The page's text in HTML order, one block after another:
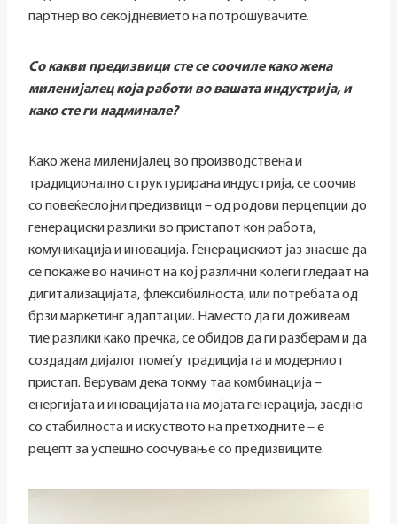
партнер во секојдневието на потрошувачите.
Со какви предизвици сте се соочиле како жена
миленијалец која работи во вашата индустрија, и
како сте ги надминале?
Како жена миленијалец во производствена и
традиционално структурирана индустрија, се соочив
со повеќеслојни предизвици – од родови перцепции до
генерациски разлики во пристапот кон работа,
комуникација и иновација. Генерацискиот јаз знаеше да
се покаже во начинот на кој различни колеги гледаат на
дигитализацијата, флексибилноста, или потребата од
брзи маркетинг адаптации. Наместо да ги доживеам
тие разлики како пречка, се обидов да ги разберам и да
создадам дијалог помеѓу традицијата и модерниот
пристап. Верувам дека токму таа комбинација –
енергијата и иновацијата на мојата генерација, заедно
со стабилноста и искуството на претходните – е
рецепт за успешно соочување со предизвиците.